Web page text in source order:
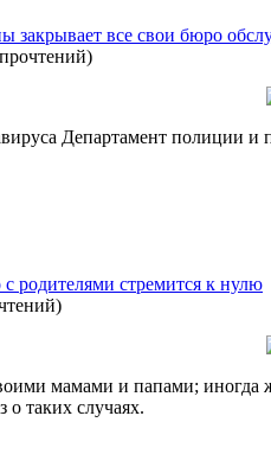
закрывает все свои бюро
)
Департамент полиции
с родителями стремится к нулю
)
мамами и папами; иногда
о таких случаях.